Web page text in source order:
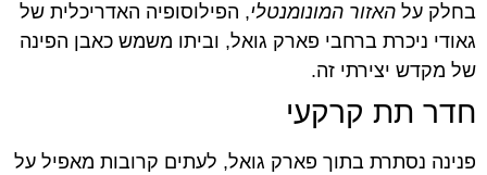
בחלק על האזור המונומנטלי, הפילוסופיה האדריכלית של
גאודי ניכרת ברחבי פארק גואל, וביתו משמש כאבן הפינה
של מקדש יצירתי זה.
חדר תת קרקעי
פנינה נסתרת בתוך פארק גואל, לעתים קרובות מאפיל על